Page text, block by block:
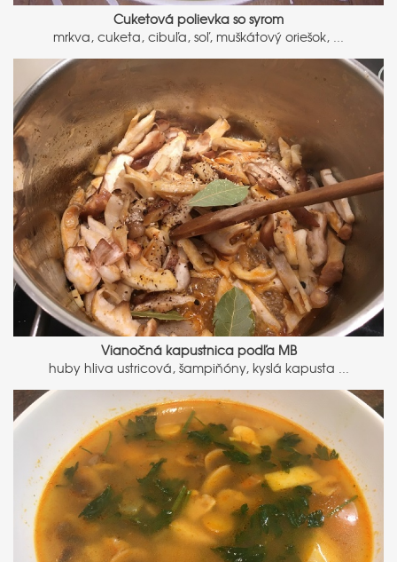
Cuketová polievka so syrom
mrkva, cuketa, cibuľa, soľ, muškátový oriešok, ...
Vianočná kapustnica podľa MB
huby hliva ustricová, šampiňóny, kyslá kapusta ...